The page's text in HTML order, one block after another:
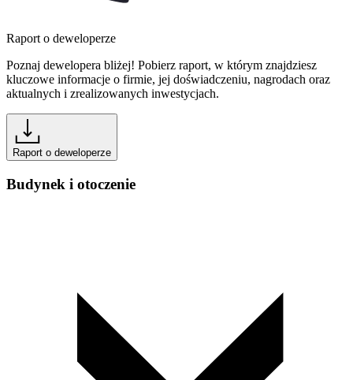
Raport o deweloperze
Poznaj dewelopera bliżej! Pobierz raport, w którym znajdziesz
kluczowe informacje o firmie, jej doświadczeniu, nagrodach oraz
aktualnych i zrealizowanych inwestycjach.
Raport o deweloperze
Budynek i otoczenie